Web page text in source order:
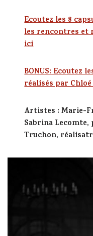
Ecoutez les 8
les rencontres et
ici
BONUS: Ecoutez
réalisés par
Artistes : Marie-
Sabrina
Truchon,